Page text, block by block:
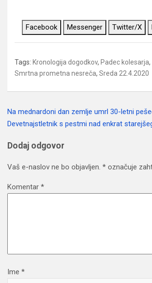
Facebook Messenger Twitter/X
Tags: Kronologija dogodkov, Padec kolesarja,
Smrtna prometna nesreča, Sreda 22.4.2020
Navigacija
Na mednardoni dan zemlje umrl 30-letni
Devetnajstletnik s pestmi nad enkrat
Dodaj odgovor
Vaš e-naslov ne bo objavljen. * označuje
Komentar *
Ime *